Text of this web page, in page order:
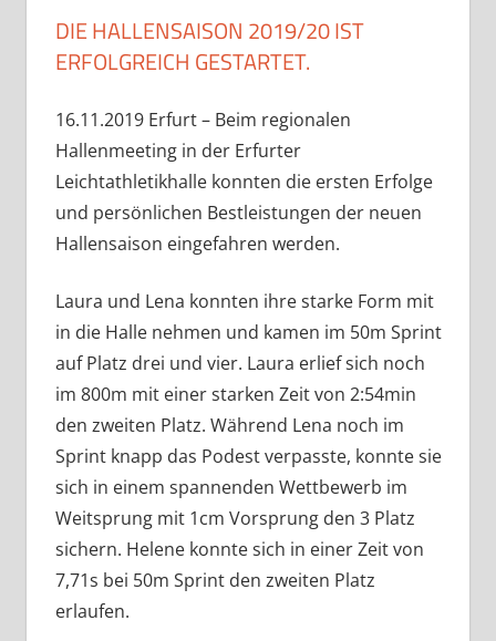
DIE HALLENSAISON 2019/20 IST
ERFOLGREICH GESTARTET.
16.11.2019 Erfurt – Beim regionalen
Hallenmeeting in der Erfurter
Leichtathletikhalle konnten die ersten Erfolge
und persönlichen Bestleistungen der neuen
Hallensaison eingefahren werden.
Laura und Lena konnten ihre starke Form mit
in die Halle nehmen und kamen im 50m Sprint
auf Platz drei und vier. Laura erlief sich noch
im 800m mit einer starken Zeit von 2:54min
den zweiten Platz. Während Lena noch im
Sprint knapp das Podest verpasste, konnte sie
sich in einem spannenden Wettbewerb im
Weitsprung mit 1cm Vorsprung den 3 Platz
sichern. Helene konnte sich in einer Zeit von
7,71s bei 50m Sprint den zweiten Platz
erlaufen.